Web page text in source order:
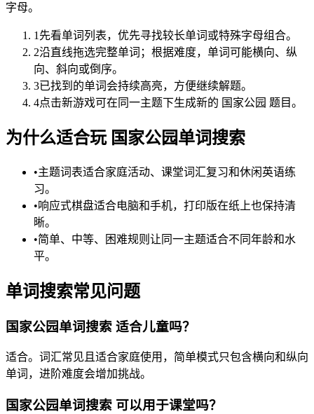
字母。
1 先看单词列表，优先寻找较长单词或特殊字母组合。
2沿直线拖选完整单词；根据难度，单词可能横向、纵
向、斜向或倒序。
3已找到的单词会持续高亮，方便继续解题。
4点击新游戏可在同一主题下生成新的 国家公园 题目。
为什么适合玩 国家公园单词搜索
•主题词表适合家庭活动、课堂词汇复习和休闲英语练
习。
•响应式棋盘适合电脑和手机，打印版在纸上也保持清
晰。
•简单、中等、困难规则让同一主题适合不同年龄和水
平。
单词搜索常见问题
国家公园单词搜索 适合儿童吗？
适合。词汇常见且适合家庭使用，简单模式只包含横向和纵向
单词，进阶难度会增加挑战。
国家公园单词搜索 可以用于课堂吗？